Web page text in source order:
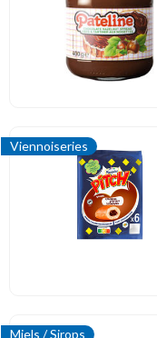
Viennoiseries
Miels / Sirops